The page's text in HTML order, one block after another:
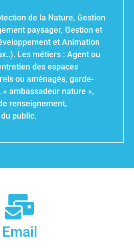
de la Nature, Gestion
paysager, Gestion et
et Animation
Les métiers : Agent ou
des espaces
ou aménagés, garde-
ambassadeur nature »,
renseignement,
public.
Email